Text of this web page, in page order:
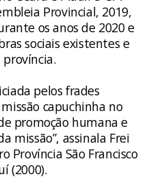
Provincial, 2019,
os anos de 2020 e
sociais existentes e
pelos frades
capuchinha no
promoção humana e
missão”, assinala Frei
Província São Francisco
(2000).